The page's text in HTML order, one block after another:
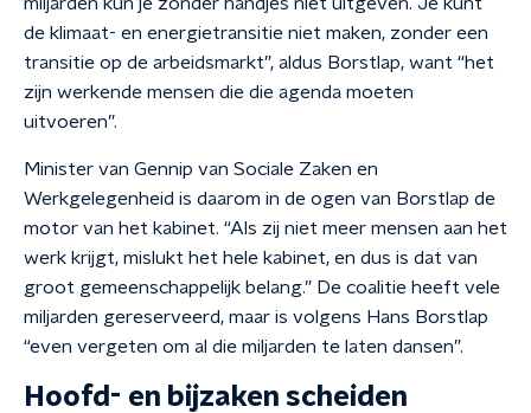
de klimaat- en energietransitie niet maken, zonder een
transitie op de arbeidsmarkt”, aldus Borstlap, want “het
zijn werkende mensen die die agenda moeten
uitvoeren”.
Minister van Gennip van Sociale Zaken en
Werkgelegenheid is daarom in de ogen van Borstlap de
motor van het kabinet. “Als zij niet meer mensen aan het
werk krijgt, mislukt het hele kabinet, en dus is dat van
groot gemeenschappelijk belang.” De coalitie heeft vele
miljarden gereserveerd, maar is volgens Hans Borstlap
“even vergeten om al die miljarden te laten dansen”.
Hoofd- en bijzaken scheiden